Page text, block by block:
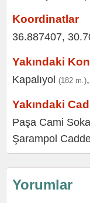
Koordinatlar
36.887407,
Yakındaki
Kapalıyol (182 m.),
Yakındaki
Paşa Cami
Şarampol
Yorumlar